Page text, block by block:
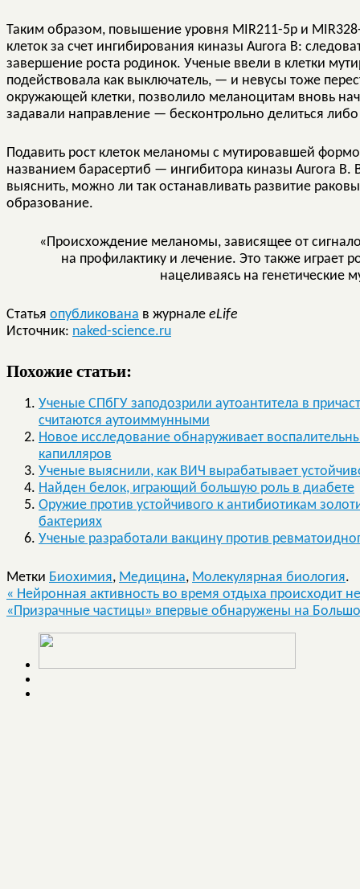
Таким образом, повышение уровня MIR211-5p и
клеток за счет ингибирования киназы Aurora B:
завершение роста родинок. Ученые ввели в клетки
подействовала как выключатель, — и невусы тоже
окружающей клетки, позволило меланоцитам вновь
задавали направление — бесконтрольно делиться либо
Подавить рост клеток меланомы с мутировавшей
названием барасертиб — ингибитора киназы Aurora B.
выяснить, можно ли так останавливать развитие
образование.
«Происхождение меланомы, зависящее от
на профилактику и лечение. Это также играет
нацеливаясь на генетические
Статья опубликована в журнале eLife
Источник: naked-science.ru
Похожие статьи:
Ученые СПбГУ заподозрили аутоантитела в
считаются аутоиммунными
Новое исследование обнаруживает
капилляров
Ученые выяснили, как ВИЧ вырабатывает
Найден белок, играющий большую роль в диабете
Оружие против устойчивого к антибиотикам
бактериях
Ученые разработали вакцину против
Метки Биохимия, Медицина, Молекулярная биология.
« Нейронная активность во время отдыха происходит
«Призрачные частицы» впервые обнаружены на